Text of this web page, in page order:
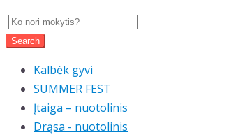
Kalbėk gyvi
SUMMER FEST
Įtaiga – nuotolinis
Drąsa - nuotolinis